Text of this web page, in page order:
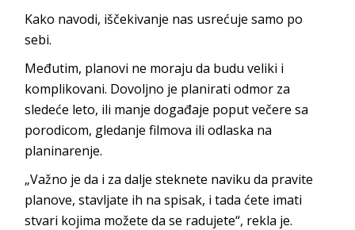
Kako navodi, iščekivanje nas usrećuje samo po
sebi.
Međutim, planovi ne moraju da budu veliki i
komplikovani. Dovoljno je planirati odmor za
sledeće leto, ili manje događaje poput večere sa
porodicom, gledanje filmova ili odlaska na
planinarenje.
„Važno je da i za dalje steknete naviku da pravite
planove, stavljate ih na spisak, i tada ćete imati
stvari kojima možete da se radujete“, rekla je.